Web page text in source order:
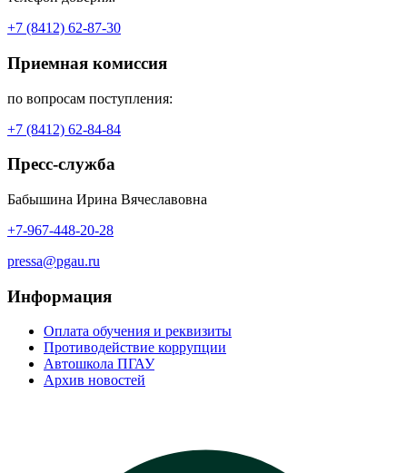
+7 (8412) 62-87-30
Приемная комиссия
по вопросам поступления:
+7 (8412) 62-84-84
Пресс-служба
Бабышина Ирина Вячеславовна
+7-967-448-20-28
pressa@pgau.ru
Информация
Оплата обучения и реквизиты
Противодействие коррупции
Автошкола ПГАУ
Архив новостей